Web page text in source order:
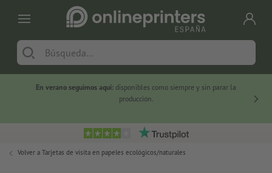
En verano seguimos aquí: disponibles como siempre y sin parar la
producción.
Volver a Tarjetas de visita en papeles ecológicos/naturales